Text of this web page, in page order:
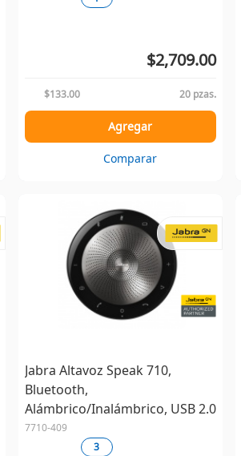
$2,709.00
$133.00 20 pzas.
Agregar
Comparar
Jabra Altavoz Speak 710,
Bluetooth,
Alámbrico/Inalámbrico, USB 2.0
7710-409
3